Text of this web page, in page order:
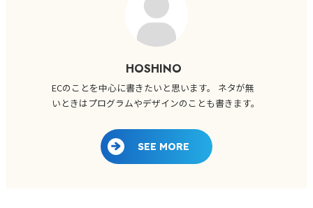
HOSHINO
ECのことを中心に書きたいと思います。 ネタが無
いときはプログラムやデザインのことも書きます。
SEE MORE